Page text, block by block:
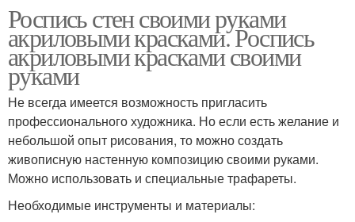
Роспись стен своими руками
акриловыми красками. Роспись
акриловыми красками своими
руками
Не всегда имеется возможность пригласить
профессионального художника. Но если есть желание и
небольшой опыт рисования, то можно создать
живописную настенную композицию своими руками.
Можно использовать и специальные трафареты.
Необходимые инструменты и материалы: